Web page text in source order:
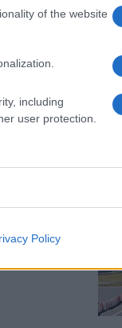
of the website
including
user protection.
Policy